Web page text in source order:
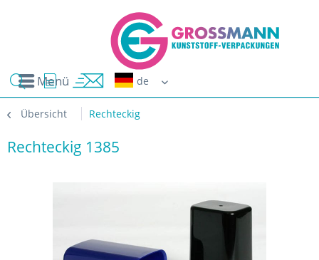
Menü
Übersicht Rechteckig
Rechteckig 1385